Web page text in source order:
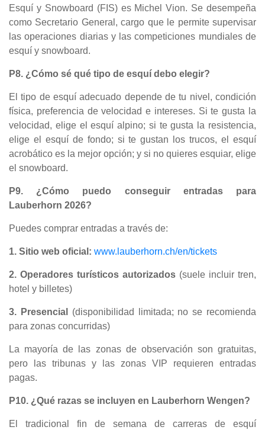
Esquí y Snowboard (FIS) es Michel Vion. Se desempeña
como Secretario General, cargo que le permite supervisar
las operaciones diarias y las competiciones mundiales de
esquí y snowboard.
P8. ¿Cómo sé qué tipo de esquí debo elegir?
El tipo de esquí adecuado depende de tu nivel, condición
física, preferencia de velocidad e intereses. Si te gusta la
velocidad, elige el esquí alpino; si te gusta la resistencia,
elige el esquí de fondo; si te gustan los trucos, el esquí
acrobático es la mejor opción; y si no quieres esquiar, elige
el snowboard.
P9. ¿Cómo puedo conseguir entradas para
Lauberhorn 2026?
Puedes comprar entradas a través de:
1. Sitio web oficial: www.lauberhorn.ch/en/tickets
2. Operadores turísticos autorizados (suele incluir tren,
hotel y billetes)
3. Presencial
(disponibilidad limitada; no se recomienda
para zonas concurridas)
La mayoría de las zonas de observación son gratuitas,
pero las tribunas y las zonas VIP requieren entradas
pagas.
P10. ¿Qué razas se incluyen en Lauberhorn Wengen?
El tradicional fin de semana de carreras de esquí